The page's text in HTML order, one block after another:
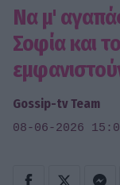
Να μ'
Σοφία και
Gossip-tv Team
08-06-2026